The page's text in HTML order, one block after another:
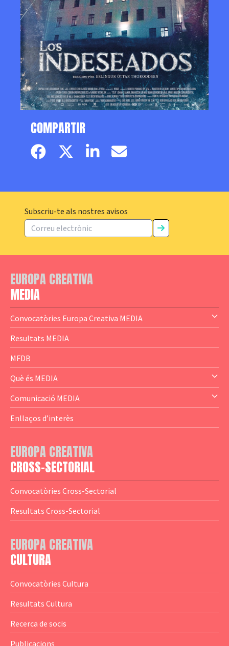
COMPARTIR
Facebook pageTwitter page
LinkedinEmail
Subscriu-te als nostres avisos
EUROPA CREATIVA
MEDIA
Convocatòries Europa Creativa MEDIA
— Content Cluster
— Business Cluster
— Audience Cluster
— Altres
Resultats MEDIA
MFDB
Què és MEDIA
— El subprograma MEDIA
— Agència Executiva
— Logotips
Comunicació MEDIA
— Estrenes a Catalunya
— Notícies
— Publicacions
— Guies MEDIA
— Altres Guies
— Presentacions
— Estudis
Enllaços d’interès
EUROPA CREATIVA
CROSS-SECTORIAL
Convocatòries Cross-Sectorial
Resultats Cross-Sectorial
EUROPA CREATIVA
CULTURA
Convocatòries Cultura
Resultats Cultura
Recerca de socis
Publicacions